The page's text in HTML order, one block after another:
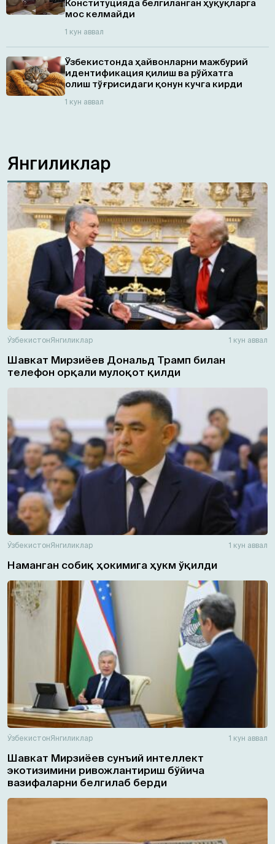
Конституцияда белгиланган ҳуқуқларга
мос келмайди
1 кун аввал
Ўзбекистонда ҳайвонларни мажбурий
идентификация қилиш ва рўйхатга
олиш тўғрисидаги қонун кучга кирди
1 кун аввал
Янгиликлар
ЎзбекистонЯнгиликлар 1 кун аввал
Шавкат Мирзиёев Дональд Трамп билан
телефон орқали мулоқот қилди
ЎзбекистонЯнгиликлар 1 кун аввал
Наманган собиқ ҳокимига ҳукм ўқилди
ЎзбекистонЯнгиликлар 1 кун аввал
Шавкат Мирзиёев сунъий интеллект
экотизимини ривожлантириш бўйича
вазифаларни белгилаб берди